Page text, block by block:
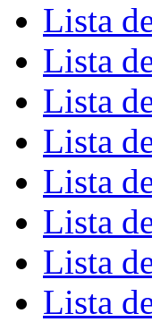
Lista
Lista
Lista
Lista
Lista
Lista
Lista
Lista